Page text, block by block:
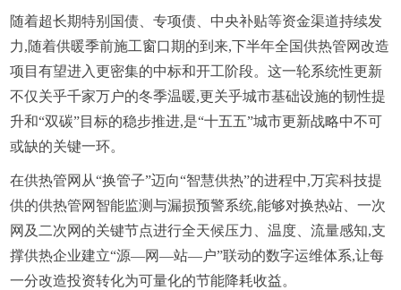
随着超长期特别国债、专项债、中央补贴等资金渠道持续发
力,随着供暖季前施工窗口期的到来,下半年全国供热管网改造
项目有望进入更密集的中标和开工阶段。这一轮系统性更新
不仅关乎千家万户的冬季温暖,更关乎城市基础设施的韧性提
升和“双碳”目标的稳步推进,是“十五五”城市更新战略中不可
或缺的关键一环。
在供热管网从“换管子”迈向“智慧供热”的进程中,万宾科技提
供的供热管网智能监测与漏损预警系统,能够对换热站、一次
网及二次网的关键节点进行全天候压力、温度、流量感知,支
撑供热企业建立“源—网—站—户”联动的数字运维体系,让每
一分改造投资转化为可量化的节能降耗收益。